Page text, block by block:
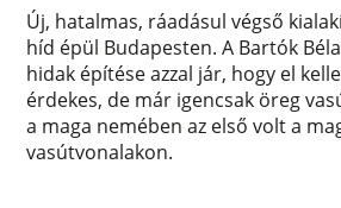
Új, hatalmas, ráadásul végső
híd épül Budapesten. A Bartók
hidak építése azzal jár, hogy el
érdekes, de már igencsak öreg
a maga nemében az első volt a
vasútvonalakon.